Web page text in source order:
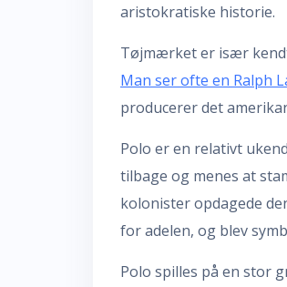
aristokratiske historie.
Tøjmærket er især
Man ser ofte en Ralph
producerer det
Polo er en relativt
tilbage og menes at
kolonister opdagede
for adelen, og blev
Polo spilles på en stor